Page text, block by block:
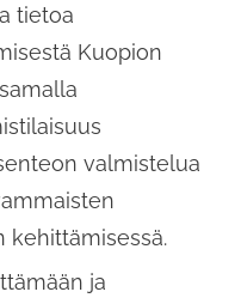
tietoa
Kuopion
valmistelua
kehittämisessä.
ja